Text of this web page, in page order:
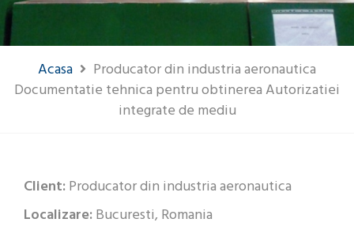
Acasa
Producator din industria aeronautica
Documentatie tehnica pentru obtinerea Autorizatiei
integrate de mediu
Client:Producator din industria aeronautica
Localizare:Bucuresti, Romania